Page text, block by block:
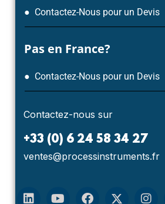
● Contactez-Nous pour un Devis
Pas en France?
● Contactez-Nous pour un Devis
Contactez-nous sur
+33 (0) 6 24 58 34 27
ventes@processinstruments.fr